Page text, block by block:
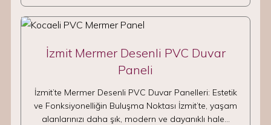
İzmit Mermer Desenli PVC Duvar
Paneli
İzmit’te Mermer Desenli PVC Duvar Panelleri: Estetik
ve Fonksiyonelliğin Buluşma Noktası İzmit’te, yaşam
alanlarınızı daha şık, modern ve dayanıklı hale…